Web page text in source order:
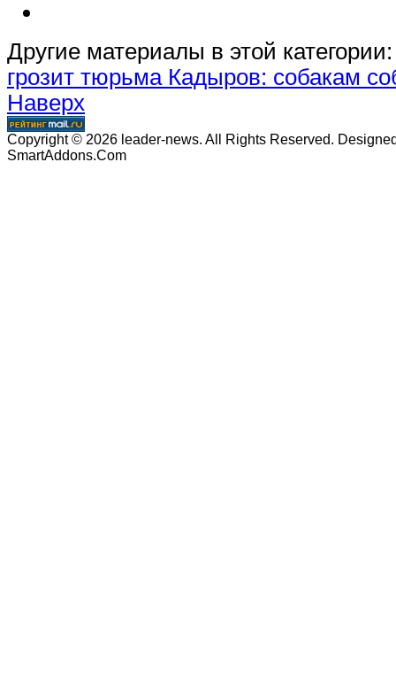
Другие материалы в этой категории:
грозит тюрьма Кадыров: собакам
Наверх
Copyright © 2026 leader-news. All Rights Reserved.
SmartAddons.Com